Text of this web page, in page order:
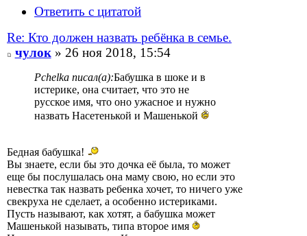
Ответить с цитатой
Re: Кто должен назвать ребёнка в семье.
чулок» 26 ноя 2018, 15:54
Pchelka писал(а):Бабушка в шоке и в
истерике, она считает, что это не
русское имя, что оно ужасное и нужно
назвать Насетенькой и Машенькой
Бедная бабушка!
Вы знаете, если бы это дочка её была, то может
еще бы послушалась она маму свою, но если это
невестка так назвать ребенка хочет, то ничего уже
свекруха не сделает, а особенно истериками.
Пусть называют, как хотят, а бабушка может
Машенькой называть, типа второе имя